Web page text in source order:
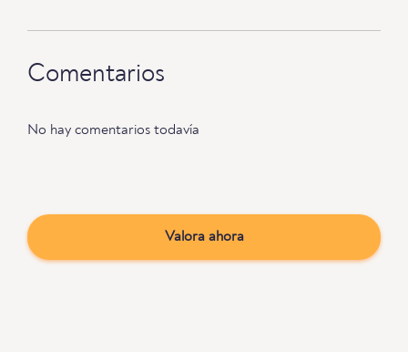
Comentarios
No hay comentarios todavía
Valora ahora